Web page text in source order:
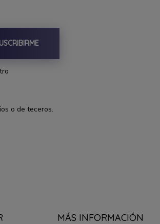
o de teceros.
MÁS INFORMACIÓN